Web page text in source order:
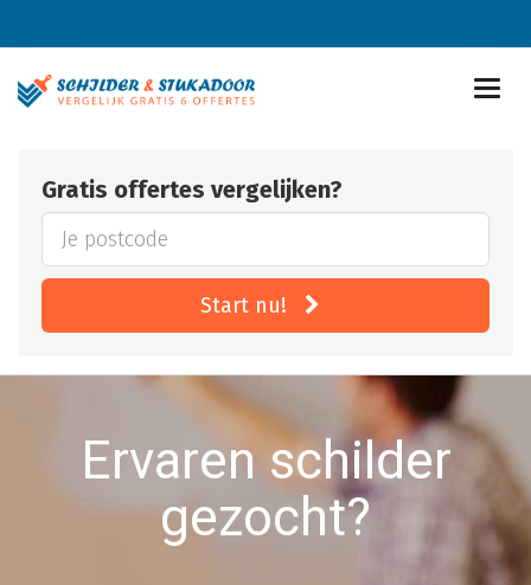
Gratis offertes vergelijken?
Start nu!
Ervaren schilder
gezocht?